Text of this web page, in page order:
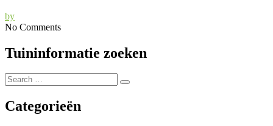
by
No Comments
Tuininformatie zoeken
Search
for:
Search
Categorieën